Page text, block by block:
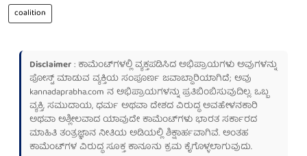
coalition
Disclaimer: ಕಾಮೆಂಟ್‌ಗಳಲ್ಲಿ ವ್ಯಕ್ತಪಡಿಸಿದ ಅಭಿಪ್ರಾಯಗಳು ಅವುಗಳನ್ನು
ಪೋಸ್ಟ್ ಮಾಡುವ ವ್ಯಕ್ತಿಯ ಸಂಪೂರ್ಣ ಜವಾಬ್ದಾರಿಯಾಗಿದೆ; ಅವು
kannadaprabha.com ನ ಅಭಿಪ್ರಾಯಗಳನ್ನು ಪ್ರತಿಬಿಂಬಿಸುವುದಿಲ್ಲ. ಒಬ್ಬ
ವ್ಯಕ್ತಿ, ಸಮುದಾಯ, ಧರ್ಮ ಅಥವಾ ದೇಶದ ವಿರುದ್ಧ ಅವಹೇಳನಕಾರಿ
ಅಥವಾ ಅಶ್ಲೀಲವಾದ ಯಾವುದೇ ಕಾಮೆಂಟ್‌ಗಳು ಭಾರತ ಸರ್ಕಾರದ
ಮಾಹಿತಿ ತಂತ್ರಜ್ಞಾನ ನೀತಿಯ ಅಡಿಯಲ್ಲಿ ಶಿಕ್ಷಾರ್ಹವಾಗಿವೆ. ಅಂತಹ
ಕಾಮೆಂಟ್‌ಗಳ ವಿರುದ್ಧ ಸೂಕ್ತ ಕಾನೂನು ಕ್ರಮ ಕೈಗೊಳ್ಳಲಾಗುವುದು.